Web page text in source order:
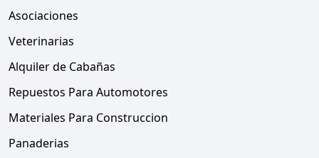
Asociaciones
Veterinarias
Alquiler de Cabañas
Repuestos Para Automotores
Materiales Para Construccion
Panaderias